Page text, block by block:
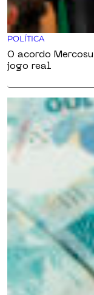
POLÍTICA
O acordo
jogo real